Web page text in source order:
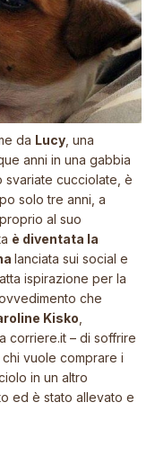
da Lucy , una
anni in una gabbia
svariate cucciolate, è
solo tre anni, a
al suo
è diventata la
lanciata sui social e
ispirazione per la
che
Kisko
corriere.it – di soffrire
chi vuole comprare i
in un altro
ed è stato allevato e